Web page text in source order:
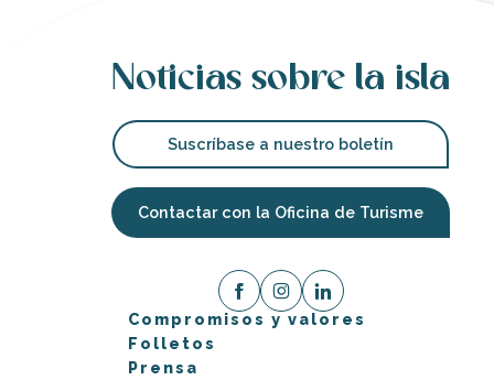
Noticias sobre la isla
Suscríbase a nuestro boletín
Contactar con la Oficina de Turisme
Compromisos y valores
Folletos
Prensa